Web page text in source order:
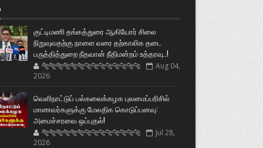
குட்டிமணி தங்கத்துரை ஆகியோர் சிலை
நிறுவுவதற்கு நாளை வரை தற்காலிக தடை
பருத்தித்துறை நீதவான் நீதிமன்றம் உத்தரவு..!
🐅🐅🐅🐅🐅🐅🐆🐆🐆🐆🐆🐆🐆🐆
Aug 04,
2026
வெளிநாட்டுப் பல்கலைக்கழக புலமைப்பரிசில்
மாணவர்களுக்கு மேலதிக கொடுப்பனவு:
அமைச்சரவை ஒப்புதல்!
🐅🐅🐅🐅🐅🐅🐆🐆🐆🐆🐆🐆🐆🐆
Jul 28,
2026